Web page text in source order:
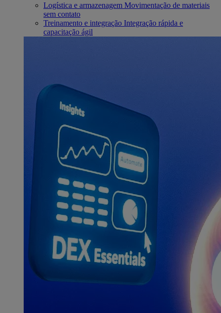
Logística e armazenagem Movimentação de materiais
sem contato
Treinamento e integração Integração rápida e
capacitação ágil